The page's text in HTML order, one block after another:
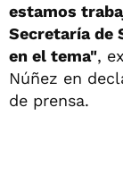
estamos
Secretaría de
en el tema",
Núñez en
de prensa.